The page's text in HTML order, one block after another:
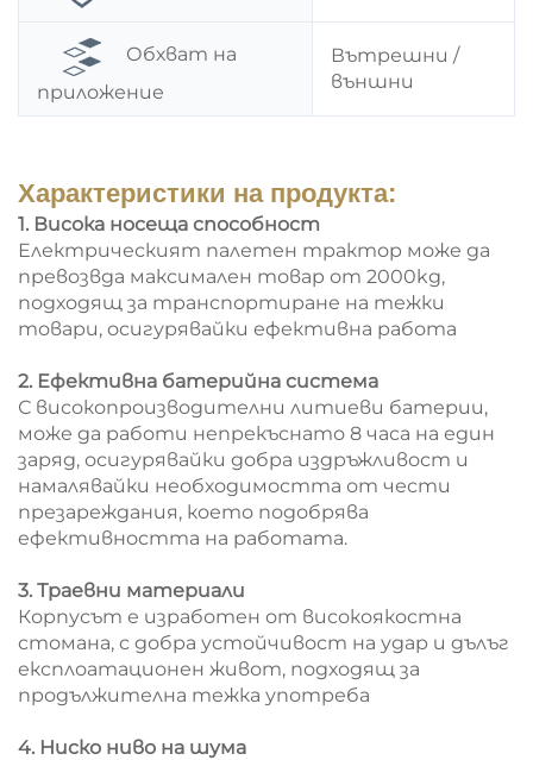
Обхват на
приложение
Вътрешни /
външни
Характеристики на продукта:
1. Висока носеща способност
Електрическият палетен трактор може да
превозвда максимален товар от 2000kg,
подходящ за транспортиране на тежки
товари, осигурявайки ефективна работа
2. Ефективна батерийна система
С високопроизводителни литиеви батерии,
може да работи непрекъснато 8 часа на един
заряд, осигурявайки добра издръжливост и
намалявайки необходимостта от чести
презареждания, което подобрява
ефективността на работата.
3. Траевни материали
Корпусът е изработен от високоякостна
стомана, с добра устойчивост на удар и дълъг
експлоатационен живот, подходящ за
продължителна тежка употреба
4. Ниско ниво на шума